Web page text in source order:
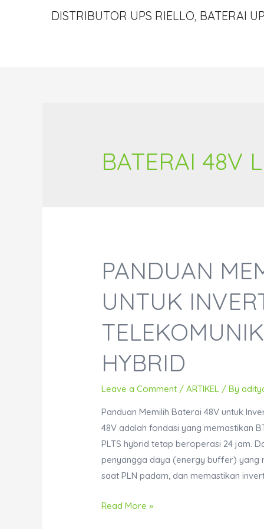
DISTRIBUTOR UPS RIELLO, BATERAI
BATERAI 48V
PANDUAN
UNTUK
HYBRID
Leave a Comment /ARTIKEL / By
Panduan Memilih Baterai 48V untuk
48V adalah fondasi yang memastikan
PLTS hybrid tetap beroperasi 24 jam.
penyangga daya (energy buffer) yang
saat PLN padam, dan memastikan
Panduan
Read More »